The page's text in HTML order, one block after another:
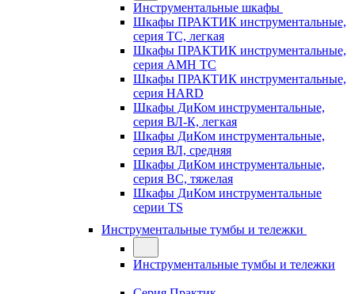
Инструментальные шкафы
Шкафы ПРАКТИК инструментальные,
серия TC, легкая
Шкафы ПРАКТИК инструментальные,
серия AMH TC
Шкафы ПРАКТИК инструментальные,
серия HARD
Шкафы ДиКом инструментальные,
cерия ВЛ-К, легкая
Шкафы ДиКом инструментальные,
серия ВЛ, средняя
Шкафы ДиКом инструментальные,
серия ВС, тяжелая
Шкафы ДиКом инструментальные
серии TS
Инструментальные тумбы и тележки
Инструментальные тумбы и тележки